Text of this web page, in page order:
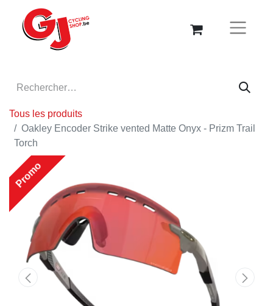
Tous les produits
Oakley Encoder Strike vented Matte Onyx - Prizm Trail
Torch
Promo